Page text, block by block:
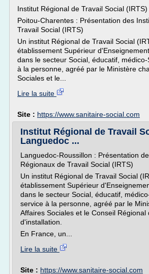
Institut Régional de Travail Social
Poitou-Charentes : Présentation des
Travail Social (IRTS)
Un institut Régional de Travail Social
établissement Supérieur
dans le secteur Social, éducatif,
à la personne, agréé par le Ministère
Sociales et le...
Lire la suite
Site : https://www.sanitaire-social.com
Institut Régional de Travail
Languedoc ...
Languedoc-Roussillon : Présentation
Régionaux de Travail Social (IRTS)
Un institut Régional de Travail Social
établissement Supérieur
dans le secteur Social, éducatif,
service à la personne, agréé par le
Affaires Sociales et le Conseil Régional
d'installation.
En France, un...
Lire la suite
Site : https://www.sanitaire-social.com